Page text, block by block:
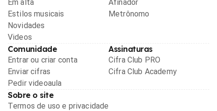
Em alta
Estilos musicais
Novidades
Videos
Afinador
Metrônomo
Comunidade
Entrar ou criar conta
Enviar cifras
Pedir videoaula
Assinaturas
Cifra Club PRO
Cifra Club Academy
Sobre o site
Termos de uso e privacidade